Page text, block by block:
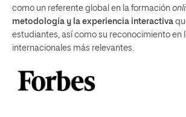
como un referente global en la formación
metodología y la experiencia interactiva
estudiantes, así como su reconocimiento en
internacionales más relevantes.